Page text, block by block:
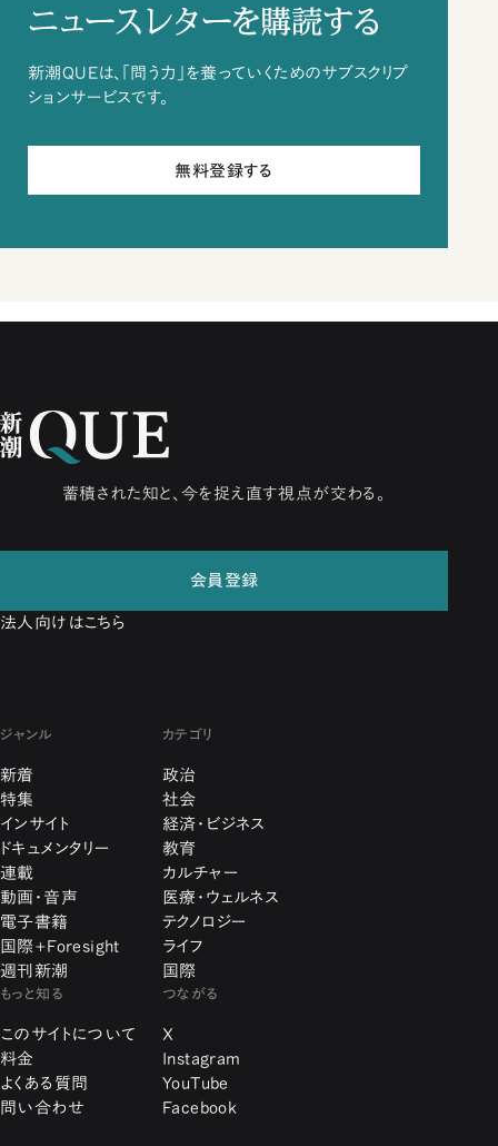
ニュースレターを購読する
新潮QUEは、「問う力」を養っていくためのサブスクリプ
ションサービスです。
無料登録する
蓄積された知と、今を捉え直す視点が交わる。
会員登録
法人向けはこちら
ジャンル
新着
特集
インサイト
ドキュメンタリー
連載
動画・音声
電子書籍
国際+Foresight
週刊新潮
カテゴリ
政治
社会
経済・ビジネス
教育
カルチャー
医療・ウェルネス
テクノロジー
ライフ
国際
もっと知る
このサイトについて
料金
よくある質問
問い合わせ
つながる
X
Instagram
YouTube
Facebook